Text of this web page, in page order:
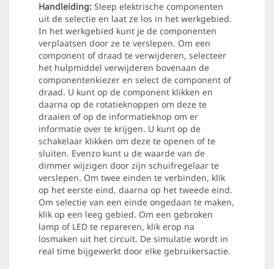
Handleiding: Sleep elektrische componenten
uit de selectie en laat ze los in het werkgebied.
In het werkgebied kunt je de componenten
verplaatsen door ze te verslepen. Om een
component of draad te verwijderen, selecteer
het hulpmiddel verwijderen bovenaan de
componentenkiezer en select de component of
draad. U kunt op de component klikken en
daarna op de rotatieknoppen om deze te
draaien of op de informatieknop om er
informatie over te krijgen. U kunt op de
schakelaar klikken om deze te openen of te
sluiten. Evenzo kunt u de waarde van de
dimmer wijzigen door zijn schuifregelaar te
verslepen. Om twee einden te verbinden, klik
op het eerste eind, daarna op het tweede eind.
Om selectie van een einde ongedaan te maken,
klik op een leeg gebied. Om een gebroken
lamp of LED te repareren, klik erop na
losmaken uit het circuit. De simulatie wordt in
real time bijgewerkt door elke gebruikersactie.